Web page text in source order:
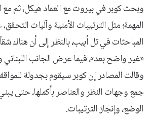
وبحث كوبر في بيروت مع العماد هيكل، ثم
المهمة؛ مثل الترتيبات الأمنية وآليات
المباحثات في تل أبيب، بالنظر إلى أن هناك
«غير واضح بعد»، فيما عرض الجانب اللبناني
وقالت المصادر إن كوبر سيقوم بجدولة
جمع وجهات النظر والعناصر بأكملها، حتى
الوضع، وإنجاز الترتيبات.